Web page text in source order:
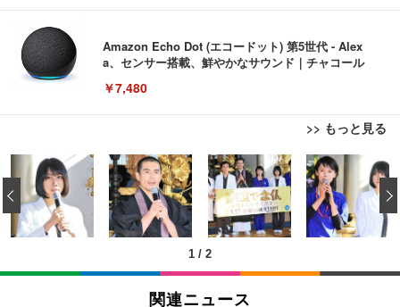
Amazon Echo Dot (エコードット) 第5世代 - Alex
a、センサー搭載、鮮やかなサウンド｜チャコール
￥7,480
>> もっと見る
[EdoErgo] オフィスチェア 椅子 テレワーク 疲れな
い 跳ね上げ式アームレスト コンパクト 約105度ロッ
キング pc 事務椅子 360度回転 座面昇降 強化ナイロ
ン樹脂ベース 通気性メッシュ 在宅ワーク H-WY01
(黒網+黒枠+黒足)
￥5,699
SIHOO B100 オフィスチェア／デスクチェア メッシ
ュチェア 人間工学 疲れない ブラック
EIZO ビジネス向けプレミアムモニター | FlexScan
EV3240X-WT | 31.5型4K UHD・USB Type-C・ホワ
イト
￥105,595
EIZO ビジネス向けプレミアムモニター | FlexScan
Amazonベーシック ペットシーツ 薄型 レギュラー 1
回使い捨て 無香料 ホワイト 300枚
￥3,373
Amazonベーシック ペットシーツ 厚型 ワイド 42枚
x2袋(84枚) ホワイト(吸収面:ライトブルー)
1 / 2
‹
関連ニュース